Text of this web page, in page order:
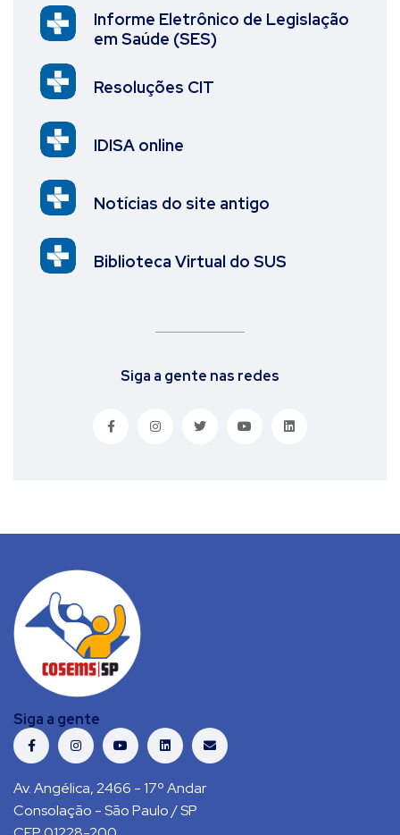
Informe Eletrônico de Legislação
em Saúde (SES)
Resoluções CIT
IDISA online
Notícias do site antigo
Biblioteca Virtual do SUS
Siga a gente nas redes
Siga a gente
Av. Angélica, 2466 - 17º Andar
Consolação - São Paulo / SP